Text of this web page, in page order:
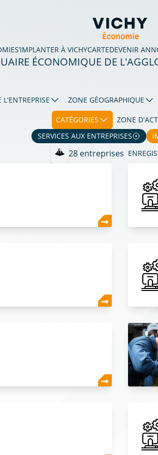
S’IMPLANTER À VICHYCARTEDEVENIR
ÉCONOMIQUE DE
L'ENTREPRISE ZONE GÉOGRAPHIQUE
CATÉGORIES
ZONE
SERVICES AUX ENTREPRISES
28 entreprises